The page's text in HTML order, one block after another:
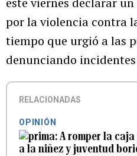
por la violencia contra
tiempo que urgió a las
denunciando
RELACIONADAS
OPINIÓN
A romper la
a la niñez y juventud